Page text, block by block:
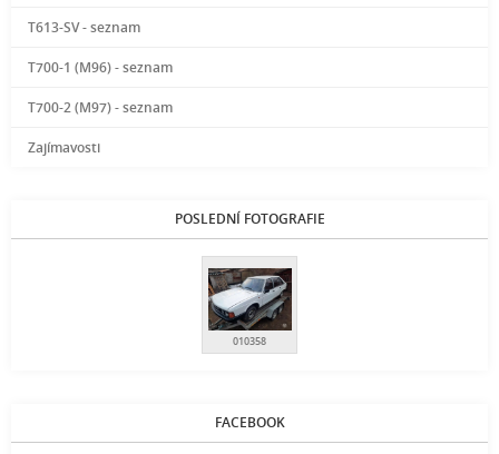
T613-SV - seznam
T700-1 (M96) - seznam
T700-2 (M97) - seznam
Zajímavosti
POSLEDNÍ FOTOGRAFIE
010358
FACEBOOK